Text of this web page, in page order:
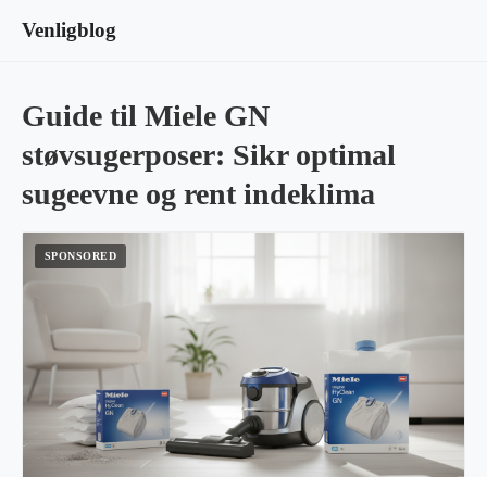
Venligblog
Guide til Miele GN
støvsugerposer: Sikr optimal
sugeevne og rent indeklima